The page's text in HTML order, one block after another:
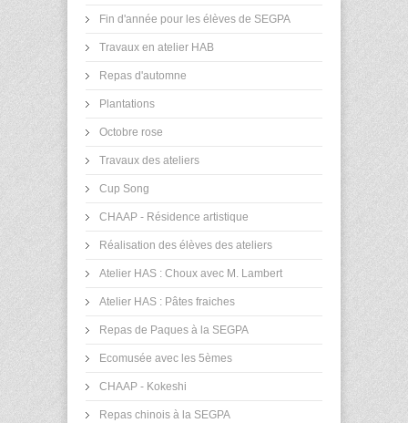
Fin d'année pour les élèves de SEGPA
Travaux en atelier HAB
Repas d'automne
Plantations
Octobre rose
Travaux des ateliers
Cup Song
CHAAP - Résidence artistique
Réalisation des élèves des ateliers
Atelier HAS : Choux avec M. Lambert
Atelier HAS : Pâtes fraiches
Repas de Paques à la SEGPA
Ecomusée avec les 5èmes
CHAAP - Kokeshi
Repas chinois à la SEGPA